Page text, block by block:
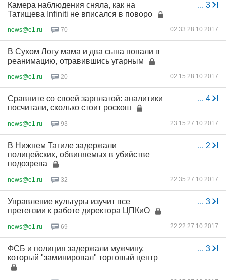
... 3
Камера наблюдения сняла, как на
Татищева Infiniti не вписался в поворо
news@e1.ru 70 02:33 28.10.2017
В Сухом Логу мама и два сына попали в
реанимацию, отравившись угарным
news@e1.ru 20 02:15 28.10.2017
... 4
Сравните со своей зарплатой: аналитики
посчитали, сколько стоит роскош
news@e1.ru 93 23:15 27.10.2017
... 2
В Нижнем Тагиле задержали
полицейских, обвиняемых в убийстве
подозрева
news@e1.ru 32 22:35 27.10.2017
... 3
Управление культуры изучит все
претензии к работе директора ЦПКиО
news@e1.ru 69 22:22 27.10.2017
... 3
ФСБ и полиция задержали мужчину,
который "заминировал" торговый центр